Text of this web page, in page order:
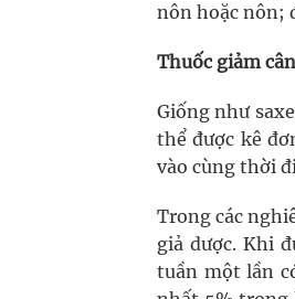
nôn hoặc nôn;
Thuốc giảm
Giống như
thể được kê
vào cùng thời
Trong các
giả dược. Khi
tuần một lần